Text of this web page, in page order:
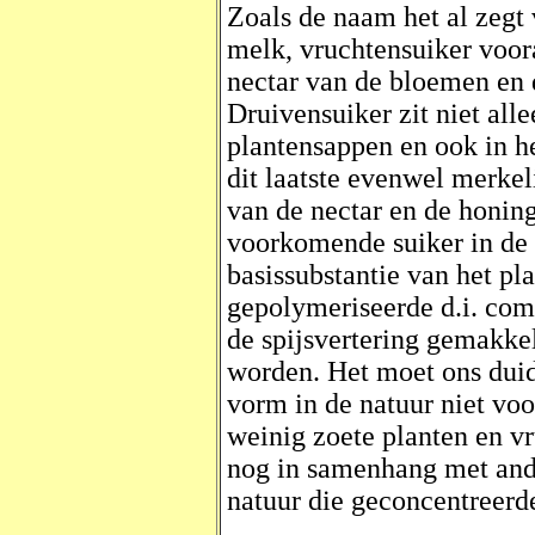
Zoals de naam het al
melk, vruchtensuiker
nectar van de bloemen
Druivensuiker zit niet
plantensappen en ook in
dit laatste evenwel
van de nectar en de
voorkomende suiker in
basissubstantie van het
gepolymeriseerde d.i.
de spijsvertering
worden. Het moet ons
vorm in de natuur niet
weinig zoete planten en
nog in samenhang met
natuur die